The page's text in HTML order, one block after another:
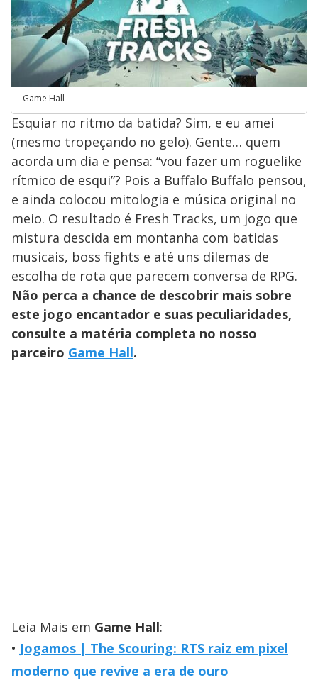
Game Hall
Esquiar no ritmo da batida? Sim, e eu amei
(mesmo tropeçando no gelo). Gente… quem
acorda um dia e pensa: “vou fazer um roguelike
rítmico de esqui”? Pois a Buffalo Buffalo pensou,
e ainda colocou mitologia e música original no
meio. O resultado é Fresh Tracks, um jogo que
mistura descida em montanha com batidas
musicais, boss fights e até uns dilemas de
escolha de rota que parecem conversa de RPG.
Não perca a chance de descobrir mais sobre
este jogo encantador e suas peculiaridades,
consulte a matéria completa no nosso
parceiro Game Hall.
Leia Mais em Game Hall:
Jogamos | The Scouring: RTS raiz em pixel
moderno que revive a era de ouro